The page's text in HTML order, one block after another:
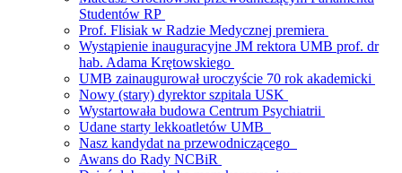
Studentów RP
Prof. Flisiak w Radzie Medycznej premiera
Wystąpienie inauguracyjne JM rektora UMB prof. dr
hab. Adama Krętowskiego
UMB zainaugurował uroczyście 70 rok akademicki
Nowy (stary) dyrektor szpitala USK
Wystartowała budowa Centrum Psychiatrii
Udane starty lekkoatletów UMB
Nasz kandydat na przewodniczącego
Awans do Rady NCBiR